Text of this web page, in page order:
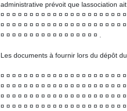
administrative prévoit que lassociation
¤ ¤ ¤ ¤ ¤ ¤ ¤ ¤ ¤ ¤ ¤ ¤ ¤ ¤ ¤ ¤ ¤ ¤ ¤ ¤ ¤
¤ ¤ ¤ ¤ ¤ ¤ ¤ ¤ ¤ ¤ ¤ ¤ ¤ ¤ ¤ ¤ ¤ ¤ ¤ ¤ ¤
¤ ¤ ¤ ¤ ¤ ¤ ¤ ¤ ¤ ¤ ¤ ¤ ¤ ¤ ¤ ¤ ¤ .
Les documents à fournir lors du dépôt
¤ ¤ ¤ ¤ ¤ ¤ ¤ ¤ ¤ ¤ ¤ ¤ ¤ ¤ ¤ ¤ ¤ ¤ ¤ ¤ ¤
¤ ¤ ¤ ¤ ¤ ¤ ¤ ¤ ¤ ¤ ¤ ¤ ¤ ¤ ¤ ¤ ¤ ¤ ¤ ¤ ¤
¤ ¤ ¤ ¤ ¤ ¤ ¤ ¤ ¤ ¤ ¤ ¤ ¤ ¤ ¤ ¤ ¤ ¤ ¤ ¤ ¤
¤ ¤ ¤ ¤ ¤ ¤ ¤ ¤ ¤ ¤ ¤ ¤ ¤ ¤ ¤ ¤ ¤ ¤ ¤ ¤ ¤